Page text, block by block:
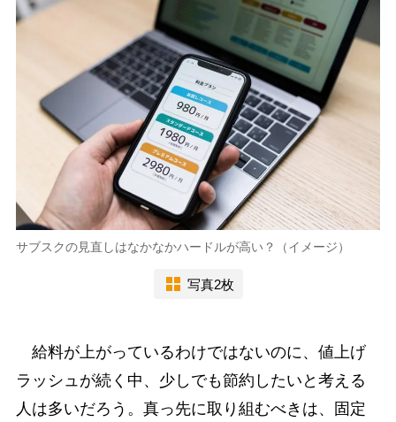
サブスクの見直しはなかなかハードルが高い？（イメージ）
写真2枚
給料が上がっているわけではないのに、値上げ
ラッシュが続く中、少しでも節約したいと考える
人は多いだろう。真っ先に取り組むべきは、固定